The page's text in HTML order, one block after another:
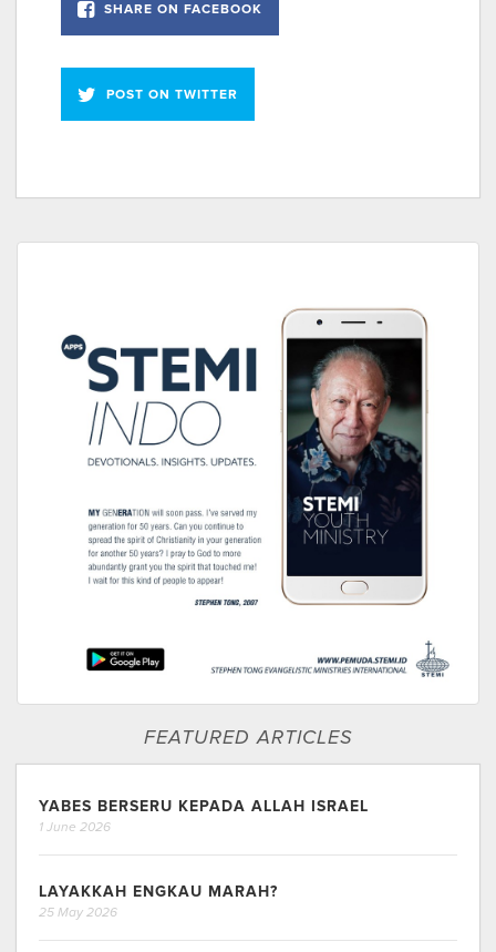
SHARE ON FACEBOOK
POST ON TWITTER
FEATURED ARTICLES
YABES BERSERU KEPADA ALLAH ISRAEL
1 June 2026
LAYAKKAH ENGKAU MARAH?
25 May 2026